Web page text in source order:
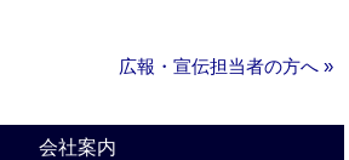
広報・宣伝担当者の方へ »
会社案内